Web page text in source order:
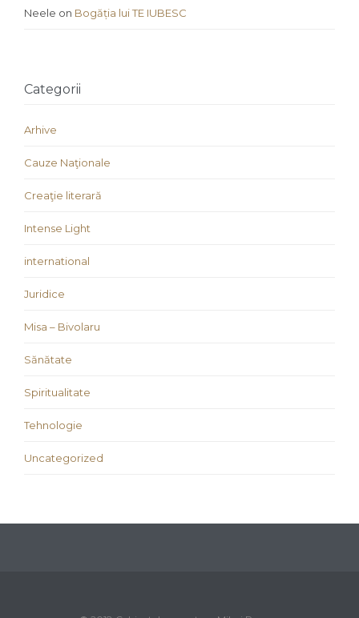
Neele on Bogăția lui TE IUBESC
Categorii
Arhive
Cauze Naţionale
Creaţie literară
Intense Light
international
Juridice
Misa – Bivolaru
Sănătate
Spiritualitate
Tehnologie
Uncategorized